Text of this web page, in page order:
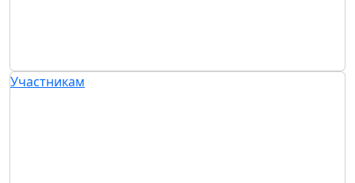
Участникам